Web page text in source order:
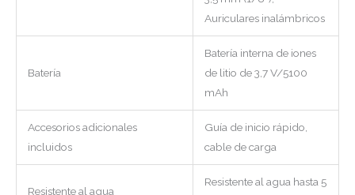
Auriculares inalámbricos
Batería
Batería interna de iones
de litio de 3,7 V/5100
mAh
Accesorios adicionales
incluidos
Guía de inicio rápido,
cable de carga
Resistente al agua
Resistente al agua hasta 5